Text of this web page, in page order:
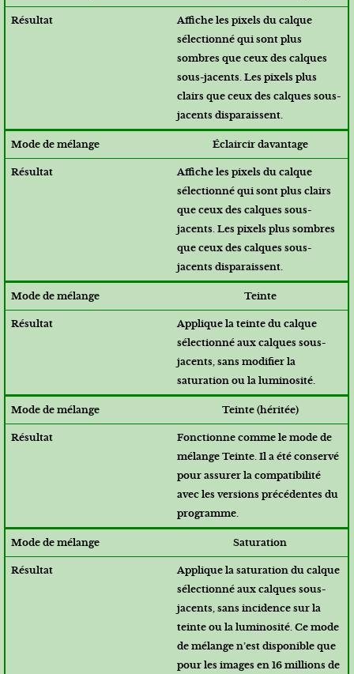
Affiche les pixels du calque
sélectionné qui sont plus
sombres que ceux des calques
sous-jacents. Les pixels plus
clairs que ceux des calques sous-
jacents disparaissent.
Éclaircir davantage
Affiche les pixels du calque
sélectionné qui sont plus clairs
que ceux des calques sous-
jacents. Les pixels plus sombres
que ceux des calques sous-
jacents disparaissent.
Teinte
Applique la teinte du calque
sélectionné aux calques sous-
jacents, sans modifier la
saturation ou la luminosité.
Teinte (héritée)
Fonctionne comme le mode de
mélange Teinte. Il a été conservé
pour assurer la compatibilité
avec les versions précédentes du
programme.
Saturation
Applique la saturation du calque
sélectionné aux calques sous-
jacents, sans incidence sur la
teinte ou la luminosité. Ce mode
de mélange n’est disponible que
pour les images en 16 millions de